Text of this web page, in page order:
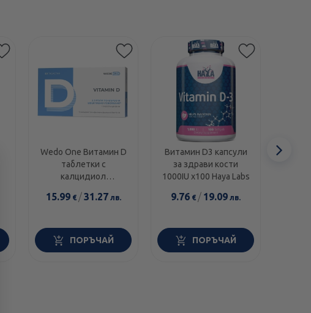
Wedo One Витамин D
таблетки с
калцидиол
15.99€ /31.27 лв.
ПОРЪЧАЙ
Витамин D3 капсули
за здрави кости
1000IU х100 Haya Labs
9.76 € / 19.09 лв.
ПОРЪЧАЙ